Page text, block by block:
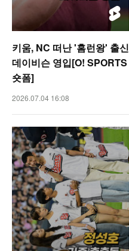
키움, NC 떠난 '홈런왕' 출신
데이비슨 영입[O! SPORTS
숏폼]
2026.07.04 16:08